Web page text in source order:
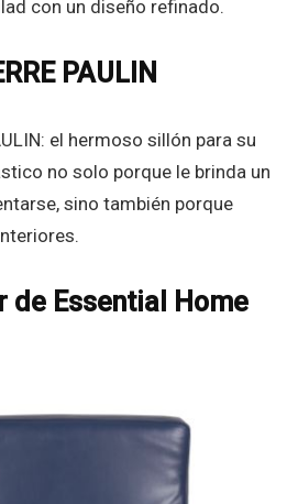
con un diseño refinado.
PAULIN
el hermoso sillón para su
no solo porque le brinda un
sino también porque
de Essential Home